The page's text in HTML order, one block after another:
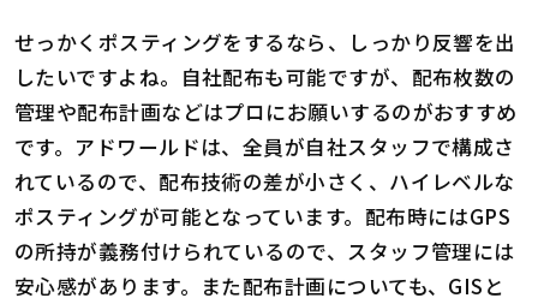
せっかくポスティングをするなら、しっかり反響を出
したいですよね。自社配布も可能ですが、配布枚数の
管理や配布計画などはプロにお願いするのがおすすめ
です。アドワールドは、全員が自社スタッフで構成さ
れているので、配布技術の差が小さく、ハイレベルな
ポスティングが可能となっています。配布時にはGPS
の所持が義務付けられているので、スタッフ管理には
安心感があります。また配布計画についても、GISと